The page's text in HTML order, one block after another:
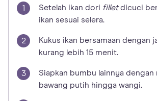
Setelah ikan dori filletdicuci
ikan sesuai selera.
Kukus ikan bersamaan dengan
kurang lebih 15 menit.
Siapkan bumbu lainnya dengan
bawang putih hingga wangi.